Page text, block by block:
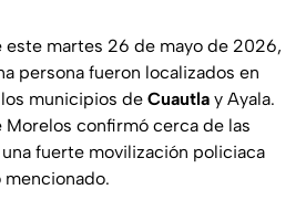
este martes 26 de mayo de 2026,
persona fueron localizados en
municipios de Cuautla y Ayala.
Morelos confirmó cerca de las
fuerte movilización policiaca